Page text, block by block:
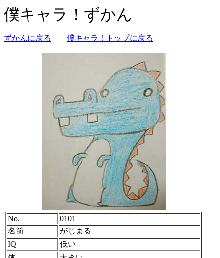
僕キャラ！ずかん
ずかんに戻る 僕キャラ！トップに戻る
No.
0101
名前
がじまる
IQ
低い